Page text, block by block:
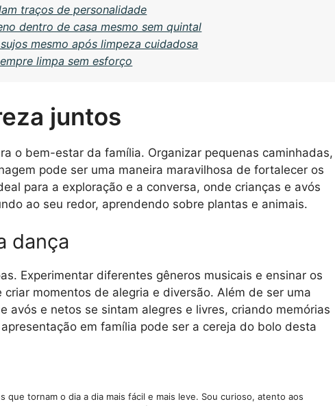
traços de personalidade
dentro de casa mesmo sem quintal
mesmo após limpeza cuidadosa
limpa sem esforço
juntos
o bem-estar da família. Organizar pequenas caminhadas,
pode ser uma maneira maravilhosa de fortalecer os
para a exploração e a conversa, onde crianças e avós
ao seu redor, aprendendo sobre plantas e animais.
dança
Experimentar diferentes gêneros musicais e ensinar os
momentos de alegria e diversão. Além de ser uma
avós e netos se sintam alegres e livres, criando memórias
em família pode ser a cereja do bolo desta
que tornam o dia a dia mais fácil e mais leve. Sou curioso, atento aos